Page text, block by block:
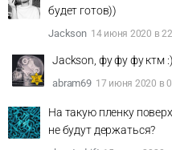
будет готов))
Jackson 14 июня 2020 в
Jackson, фу фу фу ктм :)
abram69 17 июня 2020 в
На такую пленку
не будут держаться?